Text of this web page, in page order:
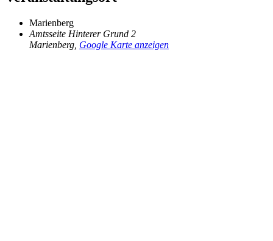
Marienberg
Amtsseite Hinterer Grund 2
Marienberg Google Karte anzeigen